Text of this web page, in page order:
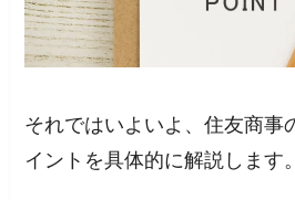
それではいよいよ、住友商事
イントを具体的に解説します。